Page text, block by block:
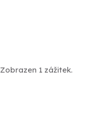
Zobrazen 1 zážitek.